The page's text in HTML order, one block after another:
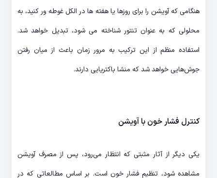
هنگامی که آویشن را برای روزها یا هفته ها در الکل غوطه ور کنید، به
محلولی که به عنوان تنتور شناخته می شود، تبدیل خواهد شد.
استفاده منظم از این ترکیب به مرور زمان باعث از میان رفتن
جوش‌هایی خواهد شد که منشا باکتریایی دارند.
کنترل فشار خون با آویشن
یکی دیگر از آثار مثبتی که انتظار می‌رود، پس از مصرف آویشن
مشاهده شود، تنظیم فشار خون است. بر اساس مطالعاتی که در